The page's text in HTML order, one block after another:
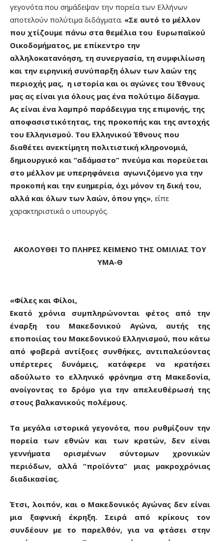
γεγονότα που σημάδεψαν την πορεία των Ελλήνων
αποτελούν πολύτιμα διδάγματα. «Σε αυτό το μέλλον
που χτίζουμε πάνω στα θεμέλια του Ευρωπαϊκού
Οικοδομήματος, με επίκεντρο την
αλληλοκατανόηση, τη συνεργασία, τη συμφιλίωση
και την ειρηνική συνύπαρξη όλων των λαών της
περιοχής μας, η ιστορία και οι αγώνες του Έθνους
μας ας είναι για όλους μας ένα πολύτιμο δίδαγμα.
Ας είναι ένα λαμπρό παράδειγμα της επιμονής, της
αποφασιστικότητας, της προκοπής και της αντοχής
του Ελληνισμού. Του Ελληνικού Έθνους που
διαθέτει ανεκτίμητη πολιτιστική κληρονομιά,
δημιουργικό και “αδάμαστο” πνεύμα και πορεύεται
στο μέλλον με υπερηφάνεια αγωνιζόμενο για την
προκοπή και την ευημερία, όχι μόνον τη δική του,
αλλά και όλων των λαών, όπου γης», είπε
χαρακτηριστικά ο υπουργός.
ΑΚΟΛΟΥΘΕΙ ΤΟ ΠΛΗΡΕΣ ΚΕΙΜΕΝΟ ΤΗΣ ΟΜΙΛΙΑΣ ΤΟΥ
ΥΜΑ-Θ
«Φίλες και Φίλοι,
Εκατό χρόνια συμπληρώνονται φέτος από την
έναρξη του Μακεδονικού Αγώνα, αυτής της
εποποιίας του Μακεδονικού Ελληνισμού, που κάτω
από φοβερά αντίξοες συνθήκες, αντιπαλεύοντας
υπέρτερες δυνάμεις, κατάφερε να κρατήσει
αδούλωτο το ελληνικό φρόνημα στη Μακεδονία,
ανοίγοντας το δρόμο για την απελευθέρωσή της
στους βαλκανικούς πολέμους.
Τα μεγάλα ιστορικά γεγονότα, που ρυθμίζουν την
πορεία των εθνών και των κρατών, δεν είναι
γεννήματα ορισμένων σύντομων χρονικών
περιόδων, αλλά “προϊόντα” μιας μακροχρόνιας
διαδικασίας.
Έτσι, λοιπόν, και ο Μακεδονικός Αγώνας δεν είναι
μια ξαφνική έκρηξη. Σειρά από κρίκους τον
συνδέουν με το παρελθόν, για να φτάσει στην